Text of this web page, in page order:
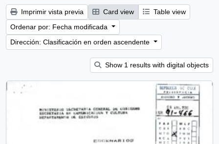
Imprimir vista previa Card view
Table view
Ordenar por: Fecha modificada
Dirección: Clasificación en orden ascendente
Show 1 results with digital objects